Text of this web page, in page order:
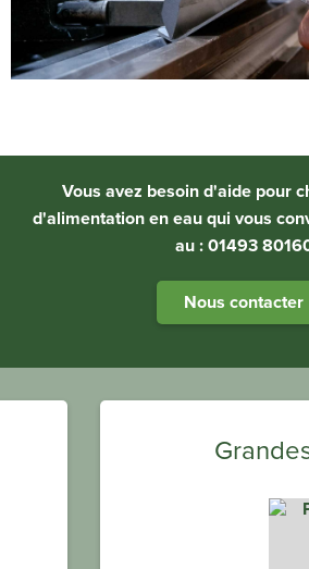
Vous avez besoin d'aide pour
d'alimentation en eau qui vous
au : 01493
Nous contacter